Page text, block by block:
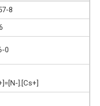
8
0
].[Cs+]